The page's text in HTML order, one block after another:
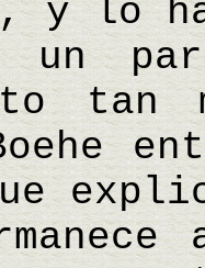
y lo
un